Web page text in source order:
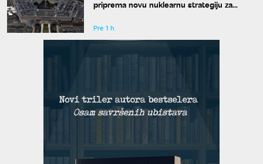
priprema novu nuklearnu strategiju za
Pre 1 h